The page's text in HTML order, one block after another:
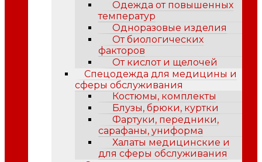
Одежда от повышенных
температур
Одноразовые изделия
От биологических
факторов
От кислот и щелочей
Спецодежда для медицины и
сферы обслуживания
Костюмы, комплекты
Блузы, брюки, куртки
Фартуки, передники,
сарафаны, униформа
Халаты медицинские и
для сферы обслуживания